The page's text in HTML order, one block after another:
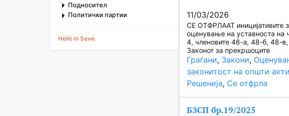
Подносител
Политички партии
Hello in Save.
11/03/2026
СЕ ОТФРЛААТ иницијативите
оценување на уставноста на
4, членовите 48-а, 48-б, 48-
Законот за прекршоците
Граѓани, Закони,
законитост на општи акти
Решенија, Се отфрла
БЗСП бр.19/2025